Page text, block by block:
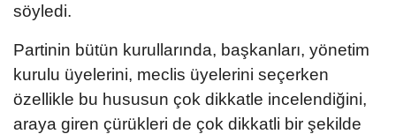
söyledi.
Partinin bütün kurullarında, başkanları, yönetim
kurulu üyelerini, meclis üyelerini seçerken
özellikle bu hususun çok dikkatle incelendiğini,
araya giren çürükleri de çok dikkatli bir şekilde